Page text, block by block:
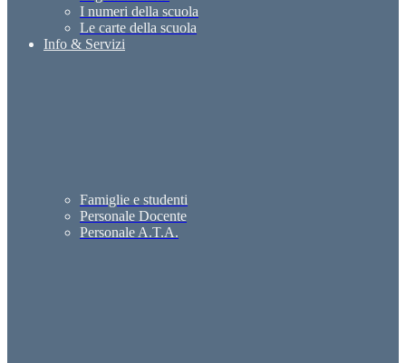
I numeri della scuola
Le carte della scuola
Info & Servizi
Famiglie e studenti
Personale Docente
Personale A.T.A.